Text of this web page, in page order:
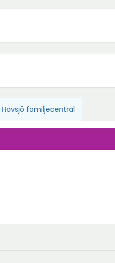
familjecentral